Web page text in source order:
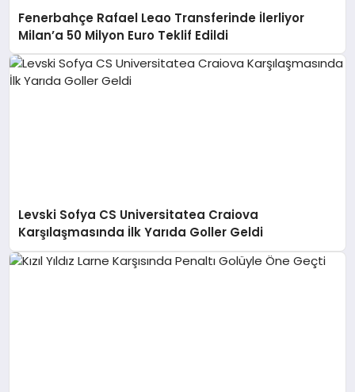
Fenerbahçe Rafael Leao Transferinde İlerliyor
Milan’a 50 Milyon Euro Teklif Edildi
Levski Sofya CS Universitatea Craiova
Karşılaşmasında İlk Yarıda Goller Geldi